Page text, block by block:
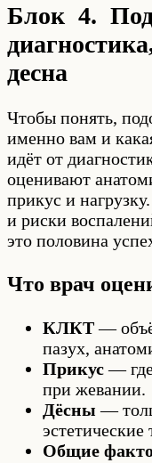
Блок 4.
десна
Чтобы понять,
именно вам и
идёт от
оценивают
прикус и
и риски
это половина
Что врач
КЛКТ—
пазух,
Прикус— где
при жевании.
Дёсны —
эстетические
Общие